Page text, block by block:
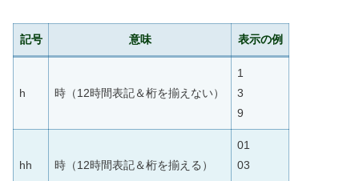
記号 意味 表示の例
h 時（12時間表記＆桁を揃えない）
1
3
9
hh 時（12時間表記＆桁を揃える）
01
03